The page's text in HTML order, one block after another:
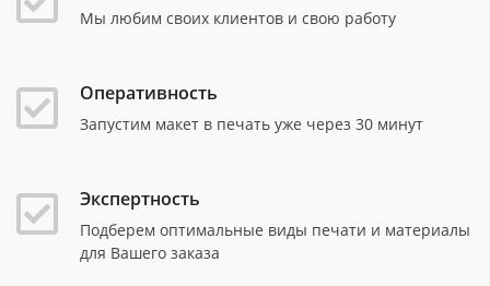
Мы любим своих клиентов и свою работу
Оперативность
Запустим макет в печать уже через 30 минут
Экспертность
Подберем оптимальные виды печати и материалы
для Вашего заказа